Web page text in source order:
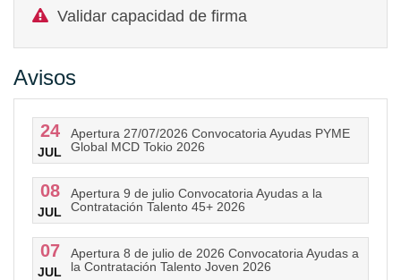
Validar capacidad de firma
Avisos
24
JUL
Apertura 27/07/2026 Convocatoria Ayudas PYME
Global MCD Tokio 2026
08
JUL
Apertura 9 de julio Convocatoria Ayudas a la
Contratación Talento 45+ 2026
07
JUL
Apertura 8 de julio de 2026 Convocatoria Ayudas a
la Contratación Talento Joven 2026